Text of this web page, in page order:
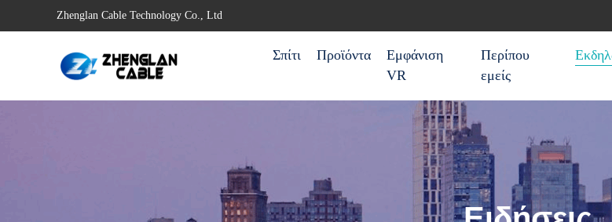
Zhenglan Cable Technology Co., Ltd
Σπίτι Προϊόντα
Εμφάνιση
VR
Περίπου
εμείς